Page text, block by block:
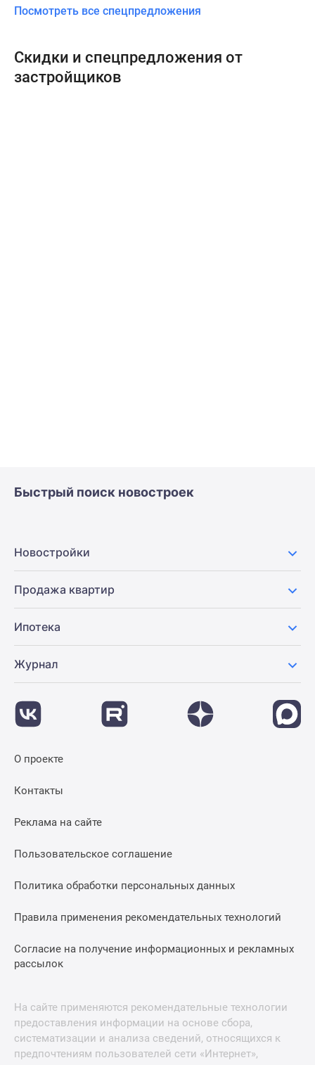
Посмотреть все спецпредложения
Скидки и спецпредложения от
застройщиков
Быстрый поиск новостроек
Новостройки
Продажа квартир
Ипотека
Журнал
О проекте
Контакты
Реклама на сайте
Пользовательское соглашение
Политика обработки персональных данных
Правила применения рекомендательных технологий
Согласие на получение информационных и рекламных
рассылок
На сайте применяются рекомендательные технологии
предоставления информации на основе сбора,
систематизации и анализа сведений, относящихся к
предпочтениям пользователей сети «Интернет»,